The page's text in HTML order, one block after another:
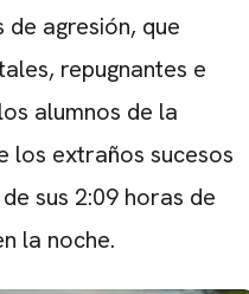
agresión, que
repugnantes e
alumnos de la
los extraños sucesos
sus 2:09 horas de
la noche.